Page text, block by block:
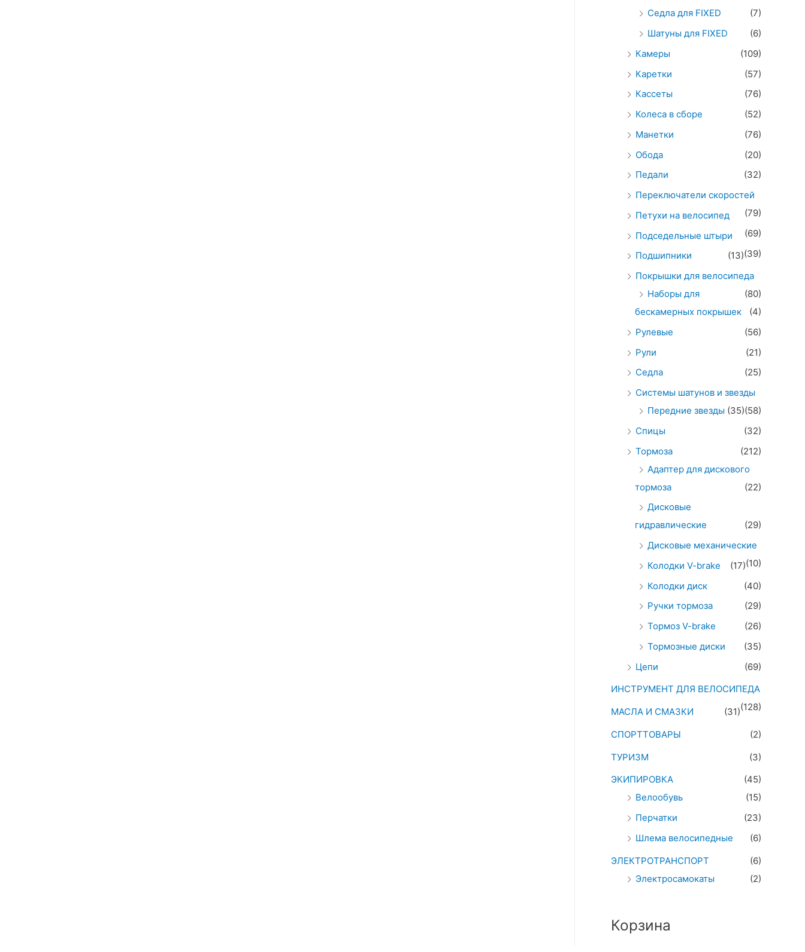
Седла для FIXED
(7)
Шатуны для FIXED
(6)
Камеры
(109)
Каретки
(57)
Кассеты
(76)
Колеса в сборе
(52)
Манетки
(76)
Обода
(20)
Педали
(32)
Переключатели скоростей
(79)
Петухи на велосипед
(69)
Подседельные штыри
(39)
Подшипники
(13)
Покрышки для велосипеда
(80)
Наборы для
бескамерных покрышек
(4)
Рулевые
(56)
Рули
(21)
Седла
(25)
Системы шатунов и звезды
(58)
Передние звезды (35)
Спицы
(32)
Тормоза
(212)
Адаптер для дискового
тормоза
(22)
Дисковые
гидравлические
(29)
Дисковые механические
(10)
Колодки V-brake
(17)
Колодки диск
(40)
Ручки тормоза
(29)
Тормоз V-brake
(26)
Тормозные диски
(35)
Цепи
(69)
ИНСТРУМЕНТ ДЛЯ ВЕЛОСИПЕДА
(128)
МАСЛА И СМАЗКИ
(31)
СПОРТТОВАРЫ
(2)
ТУРИЗМ
(3)
ЭКИПИРОВКА
(45)
Велообувь
(15)
Перчатки
(23)
Шлема велосипедные
(6)
ЭЛЕКТРОТРАНСПОРТ
(6)
Электросамокаты
(2)
Корзина